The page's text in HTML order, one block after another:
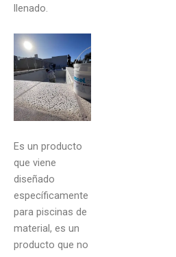
llenado.
Es un producto
que viene
diseñado
específicamente
para piscinas de
material, es un
producto que no